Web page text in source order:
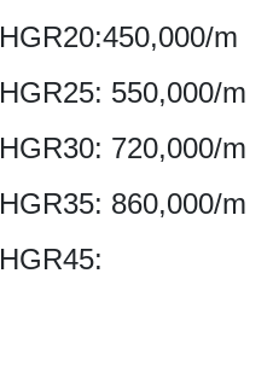
m
550,000/m
720,000/m
860,000/m